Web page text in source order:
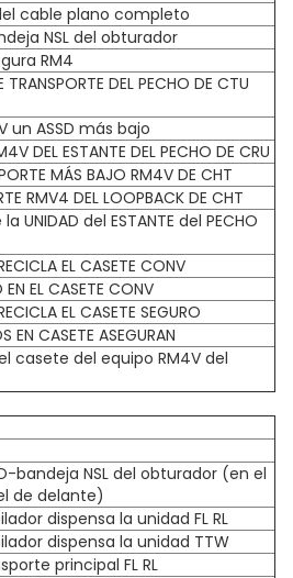
cable plano completo
NSL del obturador
RM4
TRANSPORTE DEL PECHO DE CTU
un ASSD más bajo
DEL ESTANTE DEL PECHO DE CRU
MÁS BAJO RM4V DE CHT
RMV4 DEL LOOPBACK DE CHT
UNIDAD del ESTANTE del PECHO
EL CASETE CONV
EL CASETE CONV
EL CASETE SEGURO
EN CASETE ASEGURAN
casete del equipo RM4V del
bandeja NSL del obturador (en el
de delante)
dispensa la unidad FL RL
dispensa la unidad TTW
principal FL RL